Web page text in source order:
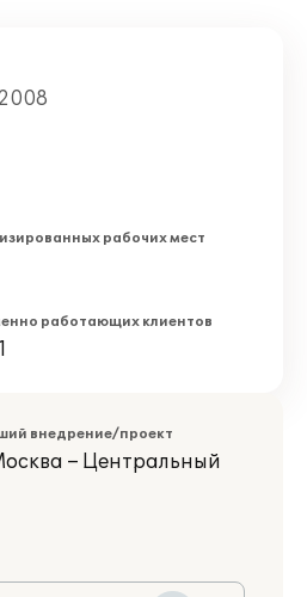
рабочих мест
работающих клиентов
внедрение/проект
– Центральный